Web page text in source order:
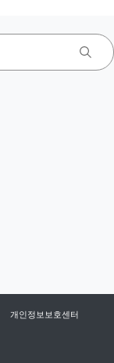
개인정보보호센터